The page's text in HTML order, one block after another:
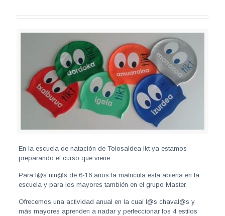
En la escuela de natación de Tolosaldea ikt ya estamos
preparando el curso que viene.
Para l@s nin@s de 6-16 años la matricula esta abierta en la
escuela y para los mayores también en el grupo Master.
Ofrecemos una actividad anual en la cual l@s chaval@s y
más mayores aprenden a nadar y perfeccionar los 4 estilos